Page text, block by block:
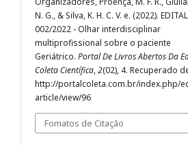
N. G., & Silva, K. H. C. V. e. (2022). EDITAL
002/2022 - Olhar interdisciplinar
multiprofissional sobre o paciente
Geriátrico. Portal De Livros Abertos Da
Coleta Científica,2(02), 4. Recuperado
http://portalcoleta.com.br/index.php/
article/view/96
Fomatos de Citação